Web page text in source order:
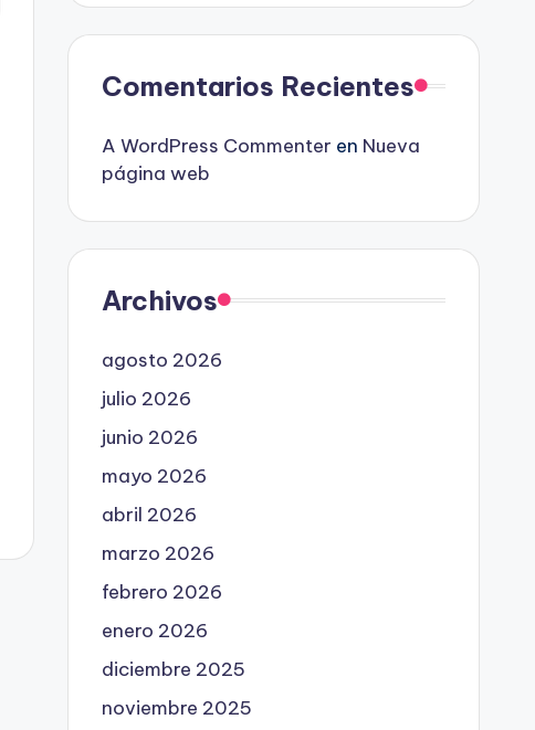
Comentarios Recientes
A WordPress Commenter en Nueva
página web
Archivos
agosto 2026
julio 2026
junio 2026
mayo 2026
abril 2026
marzo 2026
febrero 2026
enero 2026
diciembre 2025
noviembre 2025